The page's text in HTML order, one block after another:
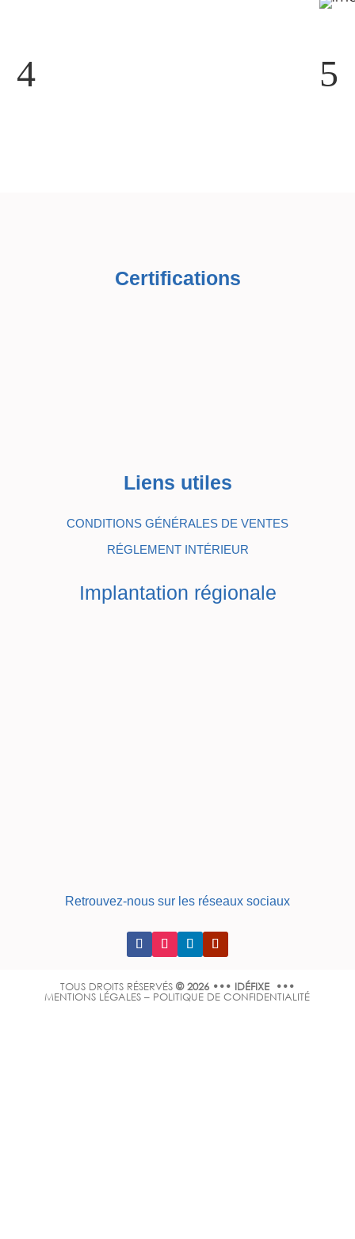
4 5
Certifications
Liens utiles
CONDITIONS GÉNÉRALES DE VENTES
RÉGLEMENT INTÉRIEUR
Implantation régionale
Retrouvez-nous sur les réseaux sociaux
TOUS DROITS RÉSERVÉS © 2026 ••• IDÉFIXE •••
MENTIONS LÉGALES – POLITIQUE DE CONFIDENTIALITÉ